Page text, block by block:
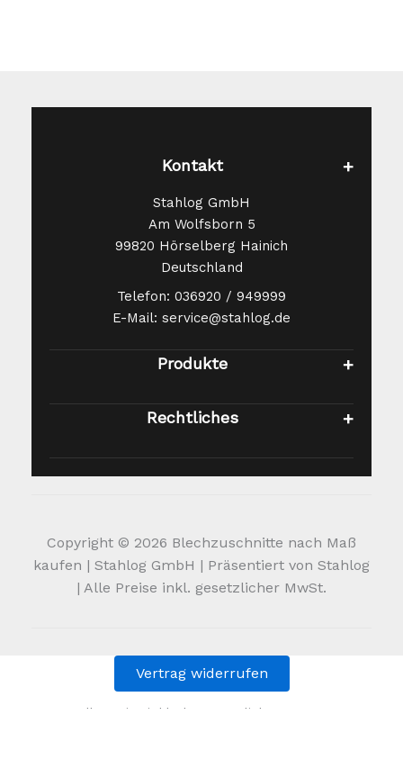
Kontakt
Stahlog GmbH
Am Wolfsborn 5
99820 Hörselberg Hainich
Deutschland
Telefon: 036920 / 949999
E-Mail: service@stahlog.de
Produkte
Rechtliches
Copyright © 2026 Blechzuschnitte nach Maß
kaufen | Stahlog GmbH | Präsentiert von Stahlog
| Alle Preise inkl. gesetzlicher MwSt.
Vertrag widerrufen
Alle Preise inkl. der gesetzlichen MwSt.